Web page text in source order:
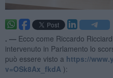
. — Ecco come Riccardo
intervenuto in Parlamento lo
può essere visto a https://
v=OSk8Ax_fkdA ):